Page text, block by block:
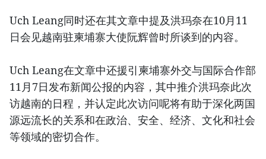
Uch Leang同时还在其文章中提及洪玛奈在10月11
日会见越南驻柬埔寨大使阮辉曾时所谈到的内容。
Uch Leang在文章中还援引柬埔寨外交与国际合作部
11月7日发布新闻公报的内容，其中推介洪玛奈此次
访越南的日程，并认定此次访问呢将有助于深化两国
源远流长的关系和在政治、安全、经济、文化和社会
等领域的密切合作。